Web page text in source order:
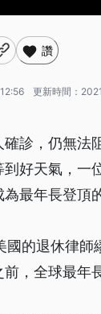
讚
更新時間：
確診，仍無法
到好天氣，一
最年長登頂
國的退休律師
，全球最年